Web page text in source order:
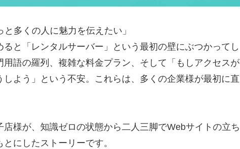
多くの人に魅力を伝えたい」
と「レンタルサーバー」という最初の壁にぶつかってし
語の羅列、複雑な料金プラン、そして「もしアクセスが
よう」という不安。これらは、多くの企業様が最初に直
様が、知識ゼロの状態から二人三脚でWebサイトの立ち
にしたストーリーです。